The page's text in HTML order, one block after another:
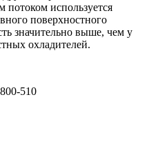
потоком используется
поверхностного
значительно выше, чем у
охладителей.